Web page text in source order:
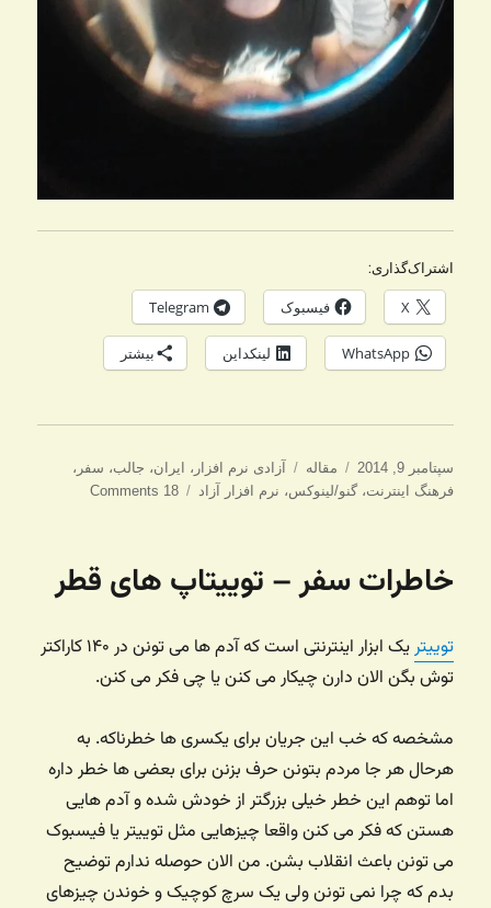
اشتراک‌گذاری:
X فیسبوک Telegram
WhatsApp لینکداین بیشتر
ارسال
شده
سپتامبر 9, 2014 دسته‌ها
مقاله برچسب‌ها
آزادی نرم افزار ، ایران، جالب، سفر ،
فرهنگ اینترنت،گنو/لینوکس، نرم افزار آزاد 18 Comments
خاطرات سفر – توییتاپ های قطر
توییتر
یک ابزار اینترنتی است که آدم ها می تونن در ۱۴۰ کاراکتر
توش بگن الان دارن چیکار می کنن یا چی فکر می کنن.
مشخصه که خب این جریان برای یکسری ها خطرناکه. به
هرحال هر جا مردم بتونن حرف بزنن برای بعضی ها خطر داره
اما توهم این خطر خیلی بزرگتر از خودش شده و آدم هایی
هستن که فکر می کنن واقعا چیزهایی مثل توییتر یا فیسبوک
می تونن باعث انقلاب بشن. من الان حوصله ندارم توضیح
بدم که چرا نمی تونن ولی یک سرچ کوچیک و خوندن چیزهای